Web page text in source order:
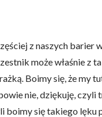
z naszych
może właśnie z
Boimy się, że my
nie, dziękuję,
się takiego lęku